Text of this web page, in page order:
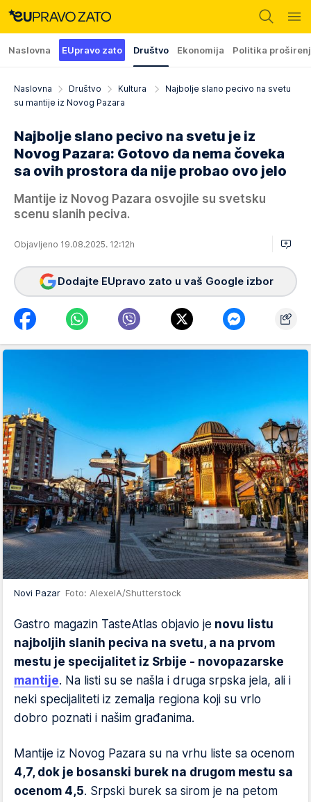
Naslovna EUpravo zato Društvo Ekonomija Politika
Naslovna Društvo Kultura
Najbolje slano pecivo na svetu
su mantije iz Novog Pazara
Najbolje slano pecivo na svetu je iz
Novog Pazara: Gotovo da nema čoveka
sa ovih prostora da nije probao ovo jelo
Mantije iz Novog Pazara osvojile su svetsku
scenu slanih peciva.
Objavljeno 19.08.2025. 12:12h
Dodajte EUpravo zato u vaš Google izbor
Novi Pazar Foto: AlexelA/Shutterstock
Gastro magazin TasteAtlas objavio je novu listu
najboljih slanih peciva na svetu, a na prvom
mestu je specijalitet iz Srbije - novopazarske
mantije. Na listi su se našla i druga srpska jela, ali i
neki specijaliteti iz zemalja regiona koji su vrlo
dobro poznati i našim građanima.
Mantije iz Novog Pazara su na vrhu liste sa ocenom
4,7, dok je bosanski burek na drugom mestu sa
ocenom 4,5. Srpski burek sa sirom je na petom